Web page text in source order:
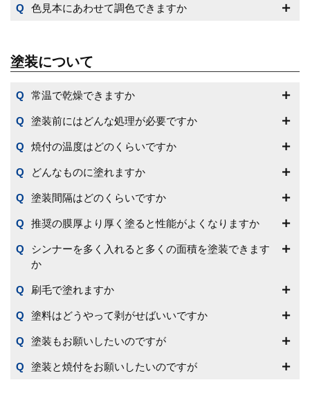
色見本にあわせて調色できますか
塗装について
常温で乾燥できますか
塗装前にはどんな処理が必要ですか
焼付の温度はどのくらいですか
どんなものに塗れますか
塗装間隔はどのくらいですか
推奨の膜厚より厚く塗ると性能がよくなりますか
シンナーを多く入れると多くの面積を塗装できます
か
刷毛で塗れますか
塗料はどうやって剥がせばいいですか
塗装もお願いしたいのですが
塗装と焼付をお願いしたいのですが